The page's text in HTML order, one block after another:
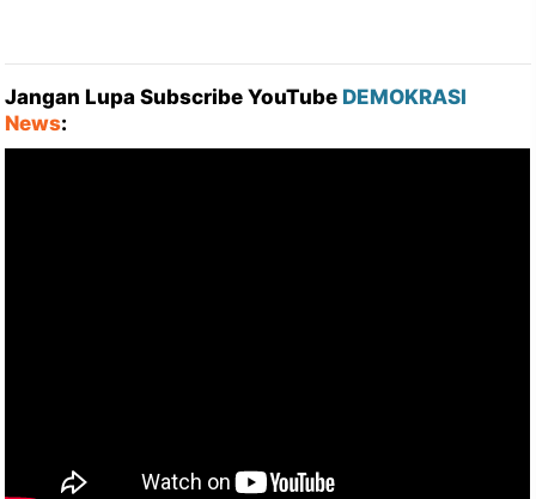
Jangan Lupa Subscribe YouTube DEMOKRASI
News: